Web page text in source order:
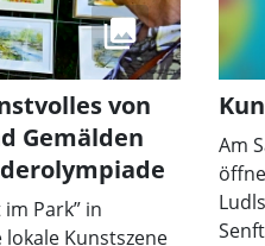
von
Gemälden
Park” in
Kunstszene
Am